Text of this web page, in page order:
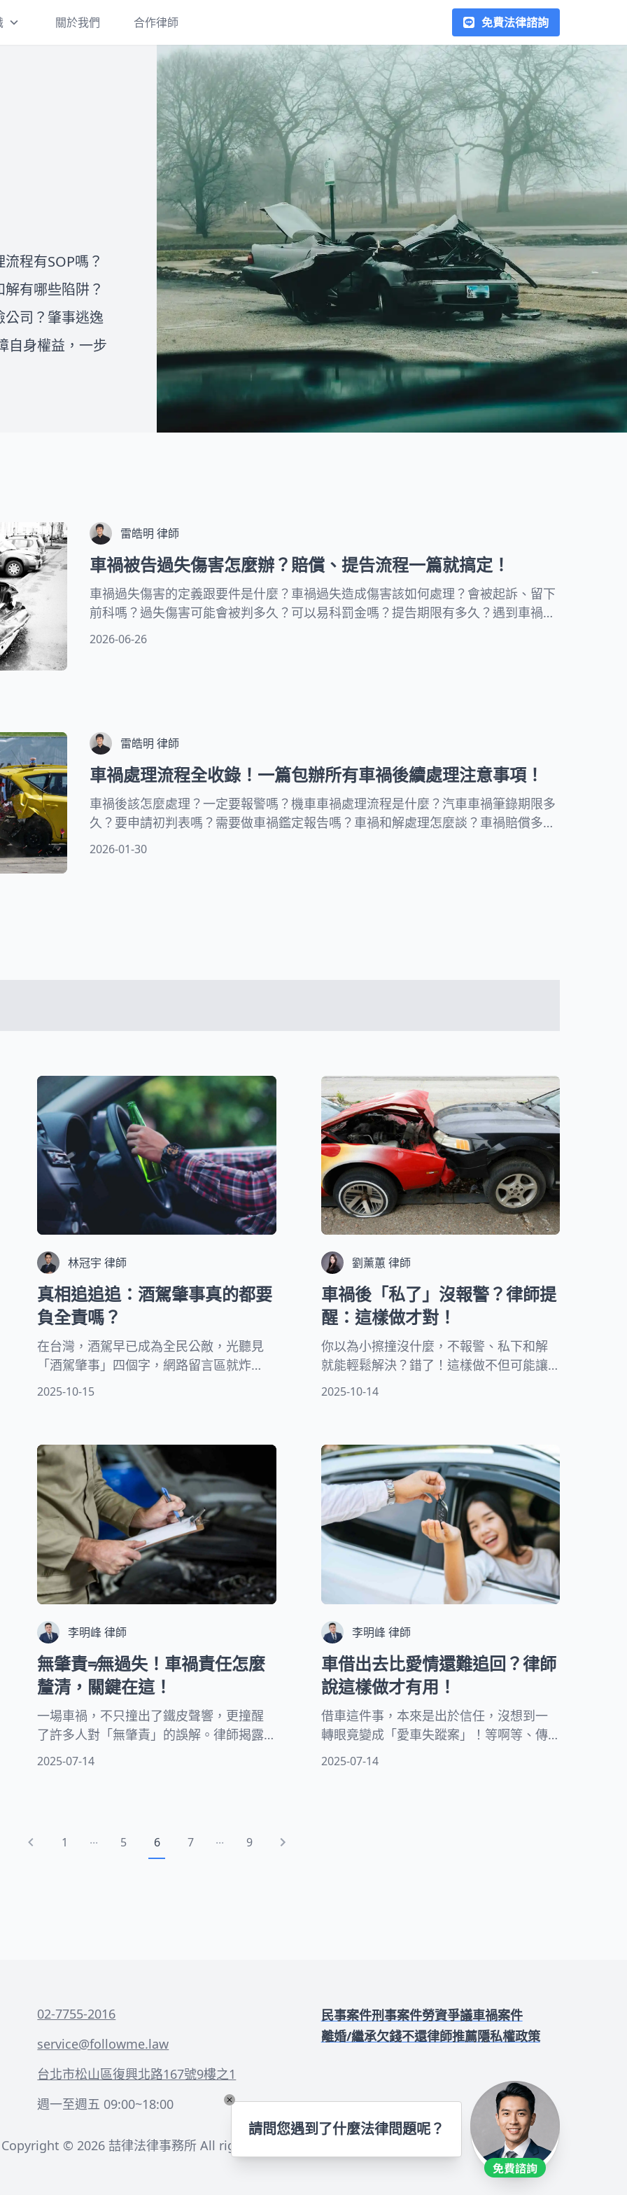
刑事案件一經提告，都會面臨偵
查階段、是否起訴，以及起訴後
的審判和判決確定及執行。 如果
您收到了警詢筆錄通知書、偵查
庭通知書或法院開庭通知書卻不
知道應該如何妥適處理，建議您
盡快和律師進行諮詢，以保障自
己的權益並拿到最有利的結果。
勞資爭議
在台灣的勞資爭議常見種類包
括：加班費、薪水、資遣、契約
糾紛、派遣勞工糾紛、競業禁止
條款等，在處理勞資糾紛時，最
重要的是雙方應留存相關證據，
例如加班紀錄、工作日誌、薪資
結算單、離職證明等文件，以利
解決後續的爭議。在這個區塊我
們會以專文解釋處理方式，幫助
您以正確的方式處理勞資糾紛。
離婚/繼承
在這裡，我們將提供有關台灣離
婚的三種方式的詳細介紹：協議
離婚、調解離婚和訴訟離婚。此
外，我們還將說明離婚需要注意
的事項，包括孩子的監護權、扶
養費、探視權，以及夫妻共同財
產的分配。如果您想進一步了解
如何撰寫離婚協議書，或者想了
解在面臨家暴、外遇等情況下是
否可以提出訴訟離婚，您都可以
在下方的文章中找到詳細的解
夠幫助您克服婚姻中的困境，並
欠錢不還
當借錢給他人時，若沒有簽署任
何書面協議，如簽借據或本票，
是否代表就失去追回借款的權
利？在這裡，我們將介紹如何運
用法律手段，例如支付命令、本
票裁定、假扣押、強制執行，以
及相關民事訴訟程序，來合法地
討回您的債權。
法律Follow me是由一群專業律
師和法律人一同組成的團隊，致
力為複雜的法律問題提供專業且
易懂的視覺化處理流程，協助民
眾一步一步解決問題。
合作律師
合作律師超過70位，以專業的角
度提供親民的法律知識文章，並
附上流程和注意事項協助民眾處
理日常法律問題。
所有文章
關於我們 合作律師 免費法律諮詢
程有SOP嗎？
有哪些陷阱？
司？肇事逃逸
自身權益，一步
雷皓明 律師
車禍被告過失傷害怎麼辦？賠償、提告流程一篇就搞定！
車禍過失傷害的定義跟要件是什麼？車禍過失造成傷害該如何處理？會被起訴、留下
前科嗎？過失傷害可能會被判多久？可以易科罰金嗎？提告期限有多久？遇到車禍過
失傷害獅子大開口怎麼辦？和解金賠多少才合理？本文將完整說明車禍提告流程、車
2026-06-26
雷皓明 律師
車禍處理流程全收錄！一篇包辦所有車禍後續處理注意事項！
車禍後該怎麼處理？一定要報警嗎？機車車禍處理流程是什麼？汽車車禍筆錄期限多
久？要申請初判表嗎？需要做車禍鑑定報告嗎？車禍和解處理怎麼談？車禍賠償多少
錢合理？求償有哪些項目？車禍保險理賠流程搞不懂？律師帶你一次瞭解道路交通事
2026-01-30
林冠宇 律師
真相追追追：酒駕肇事真的都要
負全責嗎？
在台灣，酒駕早已成為全民公敵，光聽見
「酒駕肇事」四個字，網路留言區就炸
鍋，鋪天蓋地全是「判死！」、「抓去
但你以為酒測超標就是全責？錯！實務操
作沒這麼簡單。責任究竟怎麼判？有沒有
可能酒駕者不是百分百有錯？又或者，某
些情況下，竟然可以主張減責？這篇文
章，我們請律師用最直白的方式，帶你一
起來揭開「酒駕全責」的真相，從法律角
度重新審視你我習以為常的判斷標準！
2025-10-15
劉薰蕙 律師
車禍後「私了」沒報警？律師提
醒：這樣做才對！
你以為小擦撞沒什麼，不報警、私下和解
就能輕鬆解決？錯了！這樣做不但可能讓
你失去保障，還可能瞬間從「受害者」變
為誰，正確處理車禍的每一步都攸關你的
權益與法律責任。發生車禍後，第一時間
應該做什麼？停車、設置警告標誌、撥打
110報警，並保留現場完整蒐證，才是正確
的自保之道！記住，只有遵循正規流程，
才能確保後續理賠與法律訴訟萬無一失。
千萬別讓一時疏忽，毀了自己的未來！
2025-10-14
李明峰 律師
無肇責≠無過失！車禍責任怎麼
釐清，關鍵在這！
一場車禍，不只撞出了鐵皮聲響，更撞醒
了許多人對「無肇責」的誤解。律師揭露
真相：警方那張初判表只是僅供參考，並
2025-07-14
李明峰 律師
車借出去比愛情還難追回？律師
說這樣做才有用！
借車這件事，本來是出於信任，沒想到一
轉眼竟變成「愛車失蹤案」！等啊等、傳
訊已讀不回、電話轉語音，朋友借車彷彿
2025-07-14
1 ... 5 6 7 ... 9
02-7755-2016
service@followme.law
台北市松山區復興北路167號9樓之1
週一至週五 09:00~18:00
民事案件刑事案件勞資爭議車禍案件
離婚/繼承欠錢不還律師推薦隱私權政策
Copyright © 2026喆律法律事務所 All rights reserved.
請問您遇到了什麼法律問題呢？